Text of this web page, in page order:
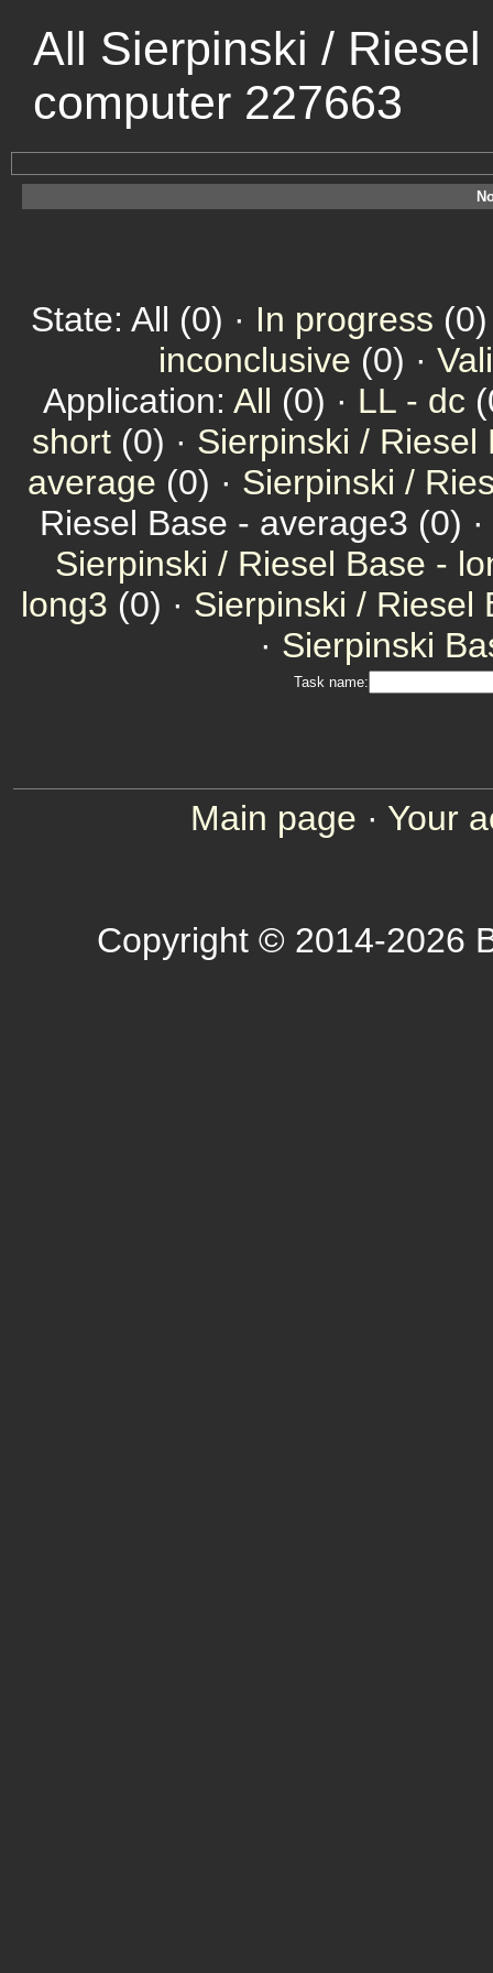
All Sierpinski /
computer 227663
State: All (0) · In progress
inconclusive (0) ·
Application: All (0) · LL - dc
short (0) · Sierpinski / Riesel
average (0) · Sierpinski /
Riesel Base - average3 (0) ·
Sierpinski / Riesel Base -
long3 (0) · Sierpinski / Riesel
· Sierpinski
Task name:
Main page · Your
Copyright © 2014-2026